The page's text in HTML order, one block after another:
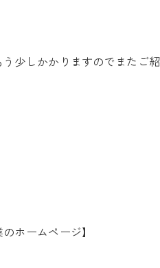
少しかかりますのでまたご
のホームページ】